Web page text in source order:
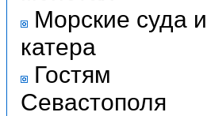
Морские суда и
катера
Гостям
Севастополя